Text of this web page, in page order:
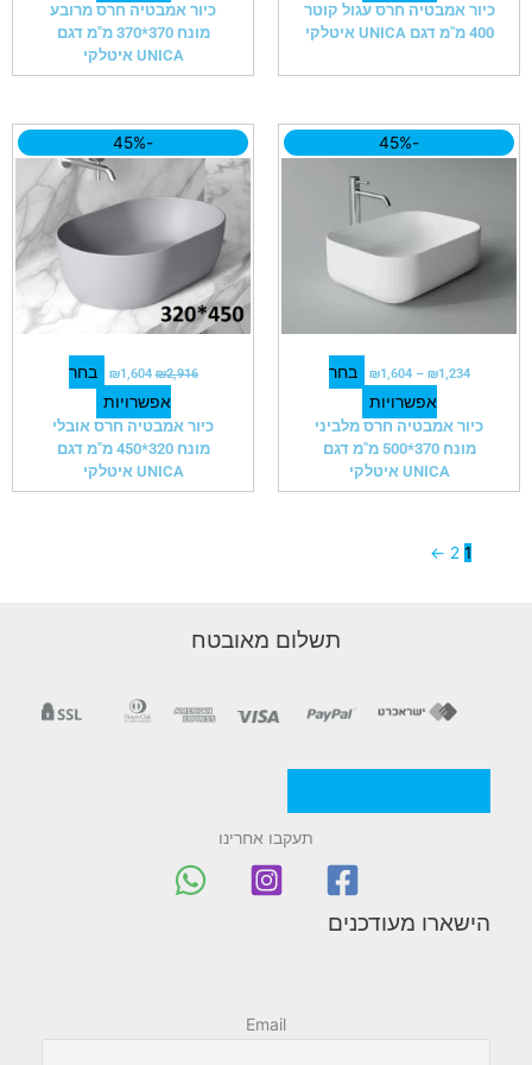
כיור אמבטיה חרס עגול קוטר
400 מ"מ דגם UNICA איטלקי
כיור אמבטיה חרס מרובע
מונח 370*370 מ"מ דגם
UNICA איטלקי
-45%
₪1,234
–
₪1,604
עד
⁦₪1,604⁩
בחר
אפשרויות
למוצר
זה
יש
מספר
סוגים.
לבחור
בעמוד
כיור אמבטיה חרס מלביני
מונח 370*500 מ"מ דגם
UNICA איטלקי
-45%
₪2,916
המחיר
המקורי
היה:
₪1,604
הנוכחי
₪1,604.
בחר
אפשרויות
למוצר
זה
מספר
סוגים.
לבחור
את
בעמוד
כיור אמבטיה חרס אובלי
מונח 320*450 מ"מ דגם
UNICA איטלקי
1
2
←
תשלום מאובטח
תעקבו אחרינו
הישארו מעודכנים
Email